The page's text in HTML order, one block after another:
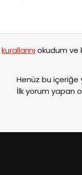
kurallarınıokudum ve
Henüz bu içeriğe
İlk yorum yapan